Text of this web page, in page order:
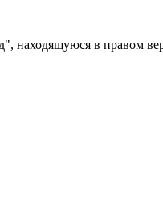
находящуюся в правом